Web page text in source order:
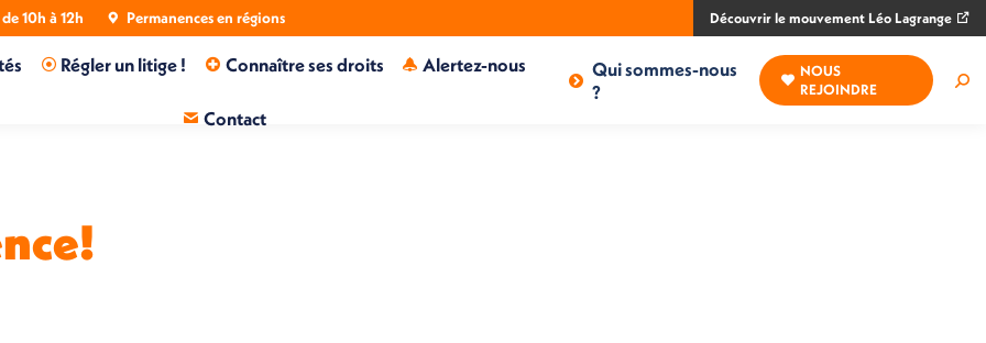
10h à 12h Permanences en régions Découvrir le mouvement Léo Lagrange
Régler un litige ! Connaître ses droits Alertez-nous
Contact
Qui sommes-nous
?
NOUS
REJOINDRE